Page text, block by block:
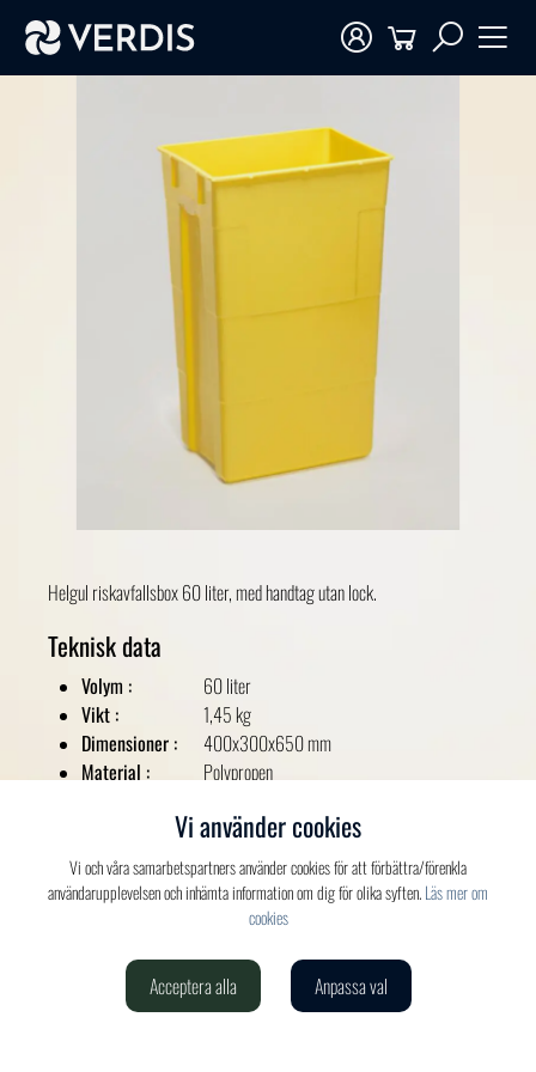
Helgul riskavfallsbox 60 liter, med handtag utan lock.
Teknisk data
Volym :
60 liter
Vikt :
1,45 kg
Dimensioner :
400x300x650 mm
Material :
Polypropen
020-150 520
Vi använder cookies
Vi och våra samarbetspartners använder cookies för att förbättra/förenkla
användarupplevelsen och inhämta information om dig för olika syften.Läs mer om
cookies
Acceptera alla Anpassa val